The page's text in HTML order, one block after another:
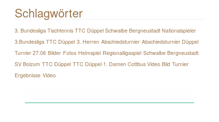
Schlagwörter
3. Bundesliga Tischtennis TTC Düppel Schwalbe Bergneustadt Nationalspieler
3.Bundesliga TTC Düppel 3. Herren Abschiedsturnier Abschiedsturnier Düppel
Turnier 27.06 Bilder Fotos Heimspiel Regionalligaspiel Schwalbe Bergneustadt
SV Bolzum TTC Düppel TTC Düppel 1. Damen Cottbus Video Bild Turnier
Ergebnisse Video